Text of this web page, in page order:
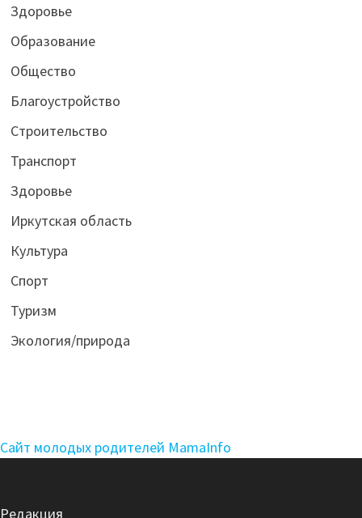
Здоровье
Образование
Общество
Благоустройство
Строительство
Транспорт
Здоровье
Иркутская область
Культура
Спорт
Туризм
Экология/природа
Сайт молодых родителей MamaInfo
Редакция